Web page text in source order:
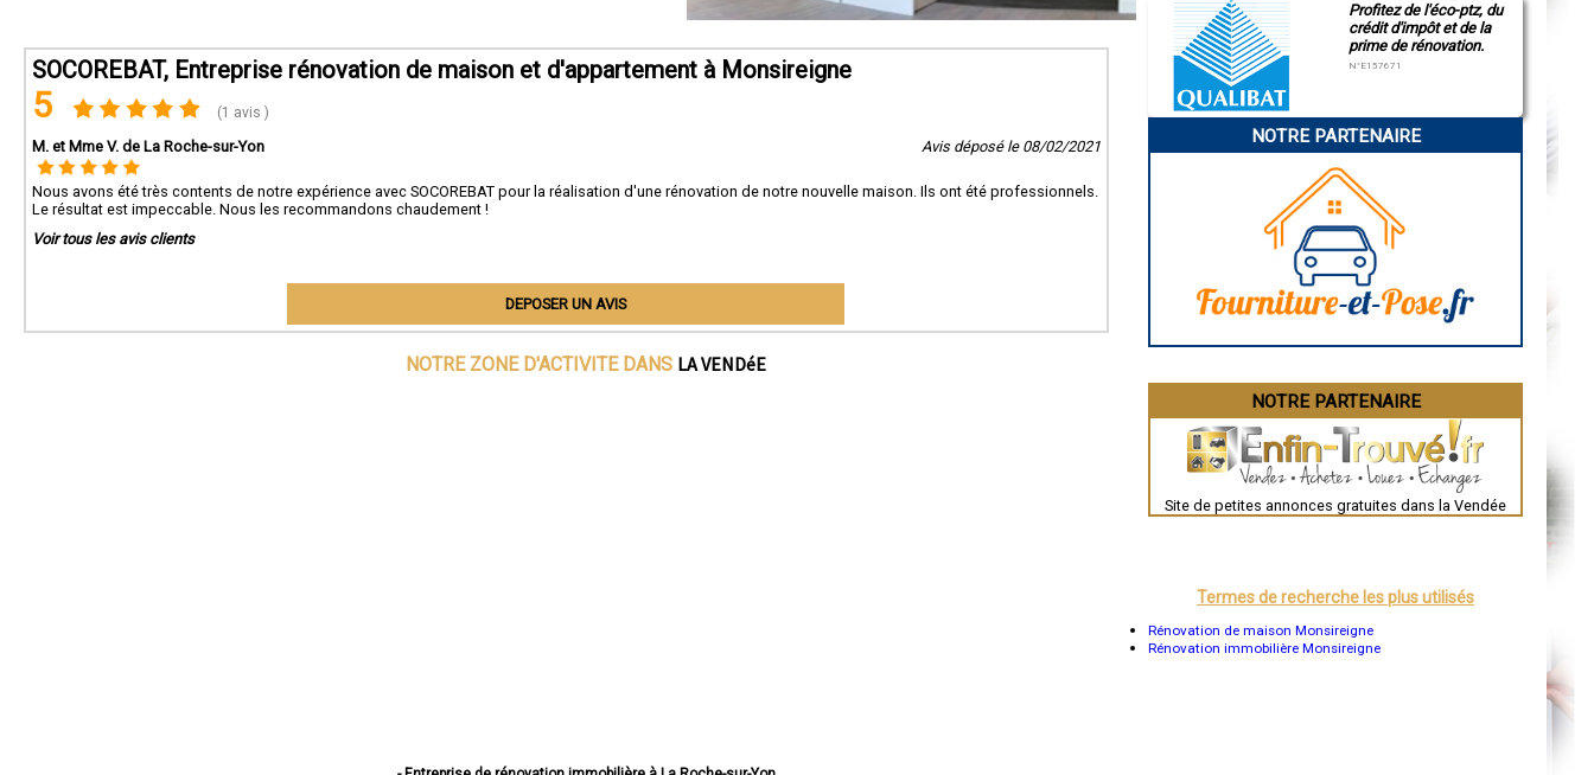
SOCOREBAT, Entreprise rénovation de maison et d'appartement à Monsireigne
5 (1 avis )
M. et Mme V. de La Roche-sur-Yon Avis déposé le 08/02/2021
Nous avons été très contents de notre expérience avec SOCOREBAT pour la réalisation d'une rénovation de notre nouvelle maison. Ils ont été professionnels.
Le résultat est impeccable. Nous les recommandons chaudement !
Voir tous les avis clients
DEPOSER UN AVIS
NOTRE ZONE D'ACTIVITE DANS LA VENDéE
Montluçon
Manosque
Gap
Charleville-Mézières
Pamiers
Narbonne
Brive-la-Gaillarde
Guéret
Besançon
Évreux
Chartres
Nîmes
Auch
Dole
Mont-de-Marsan
Profitez de l'éco-ptz, du
crédit d'impôt et de la
prime de rénovation.
N°E157671
NOTRE PARTENAIRE
NOTRE PARTENAIRE
Site de petites annonces gratuites dans la Vendée
Termes de recherche les plus utilisés
Rénovation de maison Monsireigne
Rénovation immobilière Monsireigne